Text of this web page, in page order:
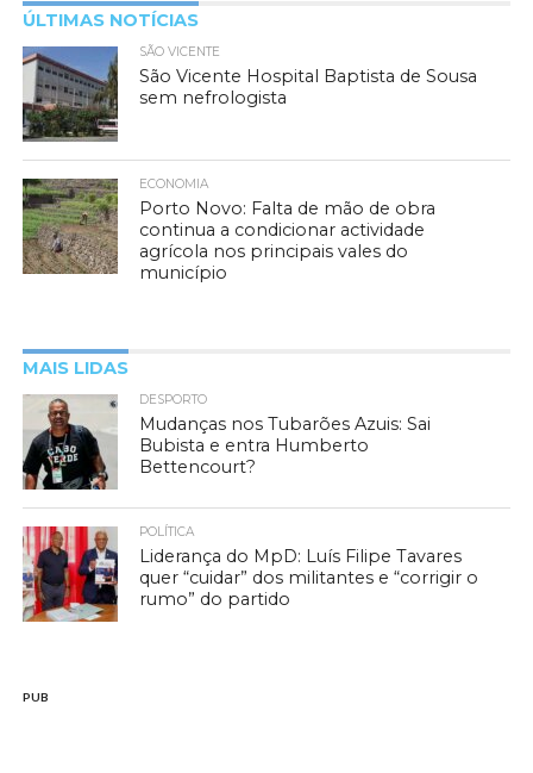
ÚLTIMAS NOTÍCIAS
SÃO VICENTE
São Vicente Hospital Baptista de Sousa
sem nefrologista
ECONOMIA
Porto Novo: Falta de mão de obra
continua a condicionar actividade
agrícola nos principais vales do
município
MAIS LIDAS
DESPORTO
Mudanças nos Tubarões Azuis: Sai
Bubista e entra Humberto
Bettencourt?
POLÍTICA
Liderança do MpD: Luís Filipe Tavares
quer “cuidar” dos militantes e “corrigir o
rumo” do partido
PUB